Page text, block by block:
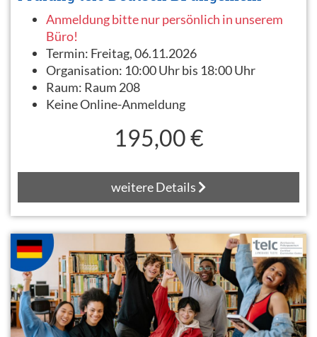
Anmeldung bitte nur persönlich in unserem
Büro!
Termin: Freitag, 06.11.2026
Organisation: 10:00 Uhr bis 18:00 Uhr
Raum: Raum 208
Keine Online-Anmeldung
195,00 €
weitere Details